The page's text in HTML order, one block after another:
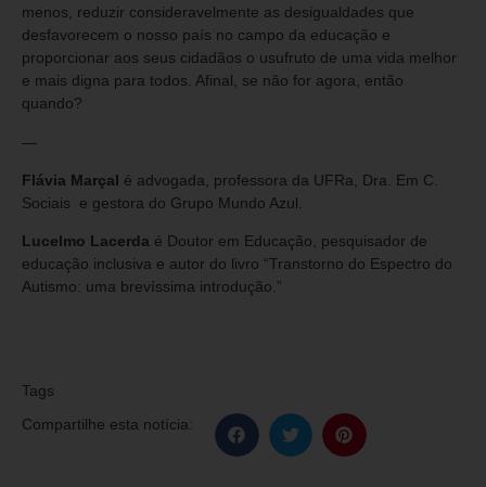
menos, reduzir consideravelmente as desigualdades que
desfavorecem o nosso país no campo da educação e
proporcionar aos seus cidadãos o usufruto de uma vida melhor
e mais digna para todos. Afinal, se não for agora, então
quando?
—
Flávia Marçal é advogada, professora da UFRa, Dra. Em C.
Sociais e gestora do Grupo Mundo Azul.
Lucelmo Lacerda é Doutor em Educação, pesquisador de
educação inclusiva e autor do livro “Transtorno do Espectro do
Autismo: uma brevíssima introdução.”
Tags
Compartilhe esta notícia: